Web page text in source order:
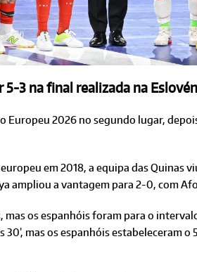
3 na final realizada na
2026 no segundo lugar,
em 2018, a equipa das Quinas
ampliou a vantagem para 2-0, com
os espanhóis foram para o
mas os espanhóis estabeleceram